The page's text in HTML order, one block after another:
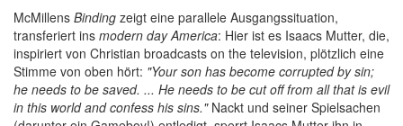
McMillens Binding zeigt eine parallele Ausgangssituation,
transferiert ins modern day America: Hier ist es Isaacs Mutter, die,
inspiriert von Christian broadcasts on the television, plötzlich eine
Stimme von oben hört: "Your son has become corrupted by sin;
he needs to be saved. ... He needs to be cut off from all that is evil
in this world and confess his sins." Nackt und seiner Spielsachen